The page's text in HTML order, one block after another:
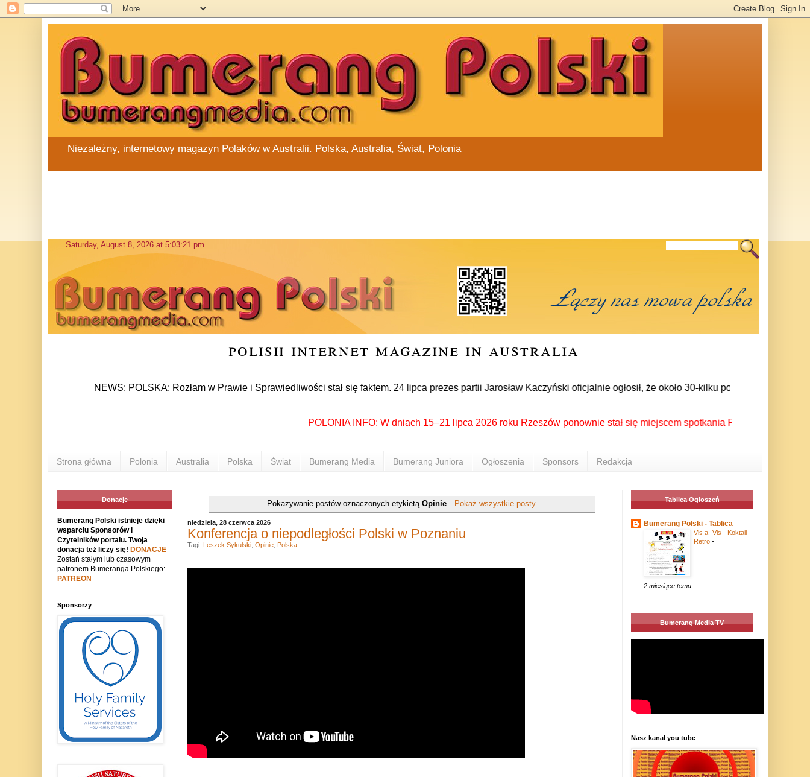
Niezależny, internetowy magazyn Polaków w Australii. Polska, Australia, Świat, Polonia
polish internet magazine in australia
NEWS: POLSKA: Rozłam w Prawie i Sprawiedliwości stał się faktem. 24 lipca prezes partii Jarosław Kaczyński oficjalnie ogłosił, że około 30-kilku posłów
POLONIA INFO: W dniach 15–21 lipca 2026 roku Rzeszów ponownie stał się miejscem spotkania Polonii z całego
Strona główna Polonia Australia Polska Świat Bumerang Media Bumerang Juniora Ogłoszenia Sponsors Redakcja
Pokazywanie postów oznaczonych etykietą Opinie. Pokaż wszystkie posty
niedziela, 28 czerwca 2026
Konferencja o niepodległości Polski w Poznaniu
Tagi: Leszek Sykulski, Opinie, Polska
Donacje
Bumerang Polski istnieje dzięki
wsparciu Sponsorów i
Czytelników portalu. Twoja
donacja też liczy się! DONACJE
Zostań stałym lub czasowym
patronem Bumeranga Polskiego:
PATREON
Sponsorzy
Tablica Ogłoszeń
Bumerang Polski - Tablica
Vis a -Vis - Koktail
Retro -
2 miesiące temu
Bumerang Media TV
Nasz kanał you tube